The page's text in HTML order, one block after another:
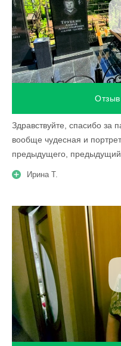
Здравствуйте, спасибо за
вообще чудесная и
предыдущего,
Ирина Т.